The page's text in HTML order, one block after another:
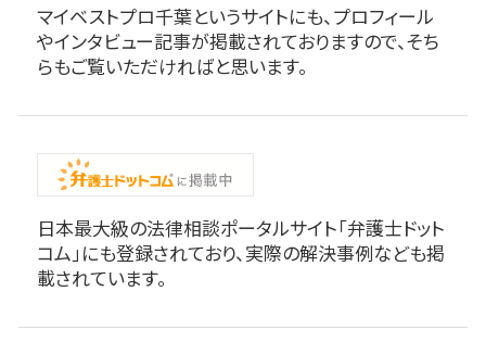
マイベストプロ千葉というサイトにも、プロフィール
やインタビュー記事が掲載されておりますので、そち
らもご覧いただければと思います。
日本最大級の法律相談ポータルサイト「弁護士ドット
コム」にも登録されており、実際の解決事例なども掲
載されています。